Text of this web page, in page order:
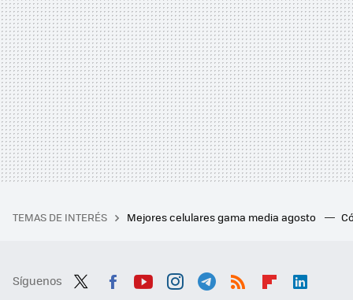
TEMAS DE INTERÉS Mejores celulares gama media agosto
Síguenos